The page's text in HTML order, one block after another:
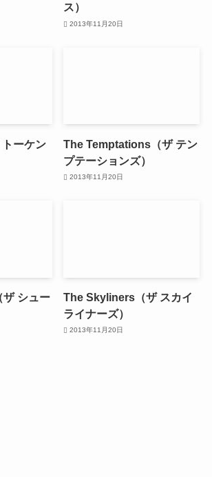
ス）
2013年11月20日
ーケン
The Temptations（ザ テン
プテーションズ）
2013年11月20日
シュー
The Skyliners（ザ スカイ
ライナーズ）
2013年11月20日